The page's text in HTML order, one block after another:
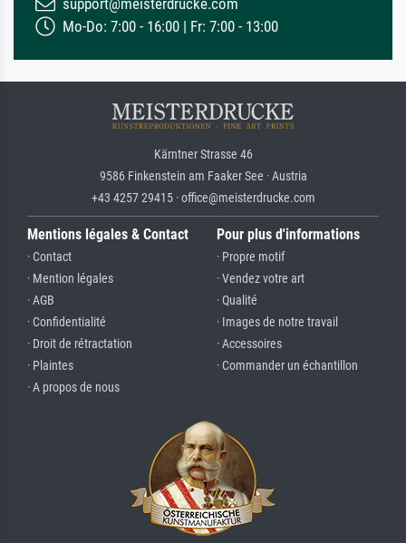
Mo-Do: 7:00 - 16:00 | Fr: 7:00 - 13:00
Kärntner Strasse 46
9586 Finkenstein am Faaker See · Austria
+43 4257 29415 · office@meisterdrucke.com
Mentions légales & Contact
· Contact
· Mention légales
· AGB
· Confidentialité
· Droit de rétractation
· Plaintes
· A propos de nous
Pour plus d'informations
· Propre motif
· Vendez votre art
· Qualité
· Images de notre travail
· Accessoires
· Commander un échantillon